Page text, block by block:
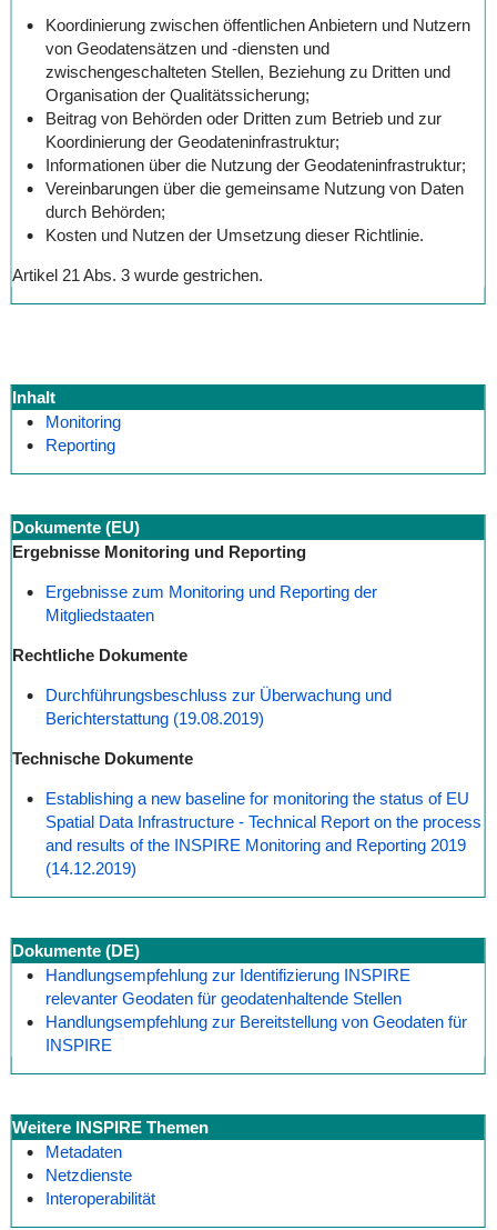
Koordinierung zwischen öffentlichen Anbietern und Nutzern
von Geodatensätzen und -diensten und
zwischengeschalteten Stellen, Beziehung zu Dritten und
Organisation der Qualitätssicherung;
Beitrag von Behörden oder Dritten zum Betrieb und zur
Koordinierung der Geodateninfrastruktur;
Informationen über die Nutzung der Geodateninfrastruktur;
Vereinbarungen über die gemeinsame Nutzung von Daten
durch Behörden;
Kosten und Nutzen der Umsetzung dieser Richtlinie.
Artikel 21 Abs. 3 wurde gestrichen.
Inhalt
Monitoring
Reporting
Dokumente (EU)
Ergebnisse Monitoring und Reporting
Ergebnisse zum Monitoring und Reporting der
Mitgliedstaaten
Rechtliche Dokumente
Durchführungsbeschluss zur Überwachung und
Berichterstattung (19.08.2019)
Technische Dokumente
Establishing a new baseline for monitoring the status of EU
Spatial Data Infrastructure - Technical Report on the process
and results of the INSPIRE Monitoring and Reporting 2019
(14.12.2019)
Dokumente (DE)
Handlungsempfehlung zur Identifizierung INSPIRE
relevanter Geodaten für geodatenhaltende Stellen
Handlungsempfehlung zur Bereitstellung von Geodaten für
INSPIRE
Weitere INSPIRE Themen
Metadaten
Netzdienste
Interoperabilität